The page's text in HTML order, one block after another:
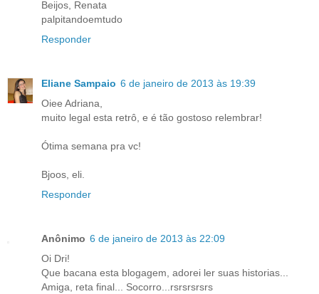
Beijos, Renata
palpitandoemtudo
Responder
Eliane Sampaio 6 de janeiro de 2013 às 19:39
Oiee Adriana,
muito legal esta retrô, e é tão gostoso relembrar!
Ótima semana pra vc!
Bjoos, eli.
Responder
Anônimo 6 de janeiro de 2013 às 22:09
Oi Dri!
Que bacana esta blogagem, adorei ler suas historias...
Amiga, reta final... Socorro...rsrsrsrsrs